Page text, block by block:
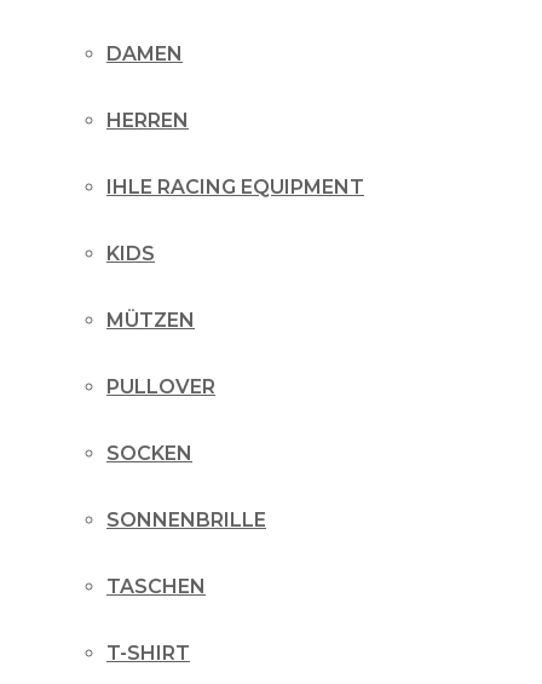
DAMEN
HERREN
IHLE RACING EQUIPMENT
KIDS
MÜTZEN
PULLOVER
SOCKEN
SONNENBRILLE
TASCHEN
T-SHIRT